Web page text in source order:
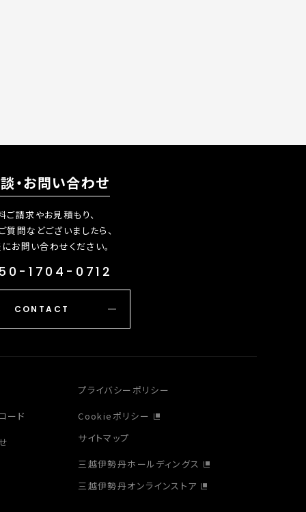
・お問い合わせ
ご請求やお見積もり、
質問などございましたら、
お問い合わせください。
1704-0712
CONTACT
ード
プライバシーポリシー
Cookieポリシー
サイトマップ
三越伊勢丹ホールディングス
三越伊勢丹オンラインストア